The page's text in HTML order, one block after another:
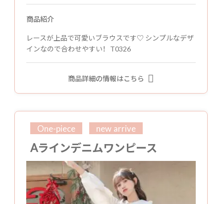
商品紹介
レースが上品で可愛いブラウスです♡ シンプルなデザ
インなので合わせやすい！ T0326
商品詳細の情報はこちら
One-piece new arrive
Aラインデニムワンピース